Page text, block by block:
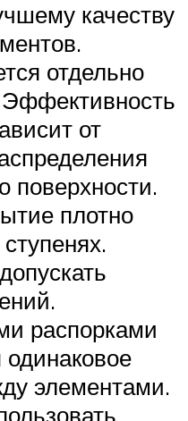
качеству
отдельно
Эффективность
от
поверхности.
плотно
распорками
одинаковое
элементами.